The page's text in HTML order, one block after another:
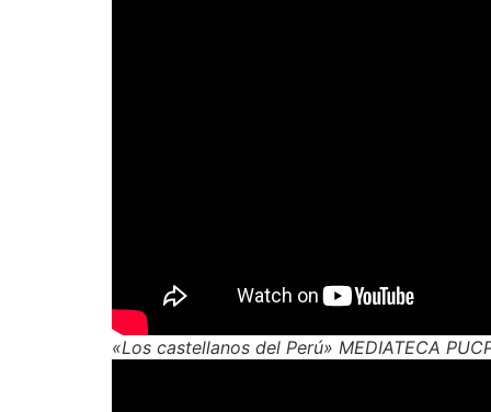
«Los castellanos del Perú» MEDIATECA